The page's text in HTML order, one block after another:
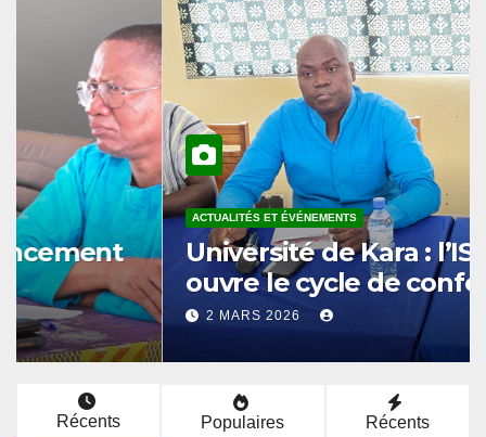
ACTUALITÉS ET ÉVÉNEMENTS
Éducation à l’intégrité : la
HAPLUCIA associe l’IAEC au
prétest du programme
anticorruption
12 MARS 2026
Récents Populaires Récents